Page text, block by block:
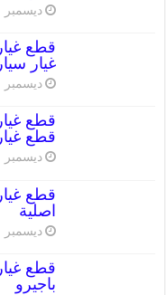
ديسمبر 1, 2023
غيار
ديسمبر 1, 2023
قطع
ديسمبر 1, 2023
اصلية
ديسمبر 1, 2023
باجيرو